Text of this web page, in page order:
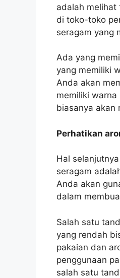
adalah melihat
di toko-toko
seragam yang
Ada yang
yang memiliki
Anda akan
memiliki
biasanya akan
Perhatikan
Hal
seragam
Anda akan
dalam
Salah satu
yang rendah
pakaian dan
penggunaan
salah satu